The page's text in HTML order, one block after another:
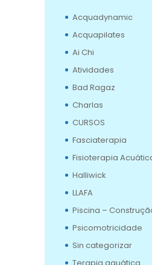
Acquadynamic
Acquapilates
Ai Chi
Atividades
Bad Ragaz
Charlas
CURSOS
Fasciaterapia
Fisioterapia
Halliwick
LLAFA
Piscina –
Psicomotricidade
Sin categorizar